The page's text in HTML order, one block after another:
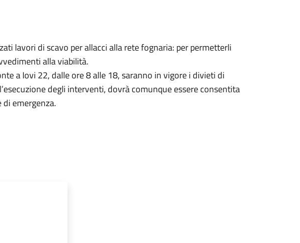
lavori di scavo per allacci alla rete fognaria: per permetterli
alla viabilità.
a Iovi 22, dalle ore 8 alle 18, saranno in vigore i divieti di
degli interventi, dovrà comunque essere consentita
emergenza.